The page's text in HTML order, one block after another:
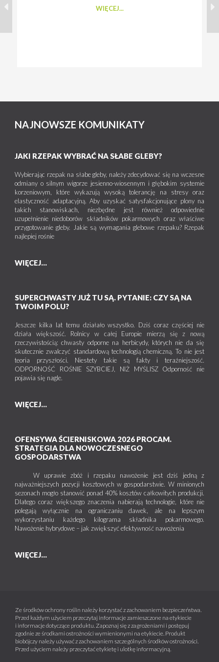
WIĘCEJ...
NAJNOWSZE KOMUNIKATY
JAKI RZEPAK WYBRAĆ NA SŁABE GLEBY?
Wybierając rzepak na słabe gleby, należy zdecydować się na wczesne
odmiany o silnym wigorze jesienno-wiosennym i głębokim systemie
korzeniowym, które wykazują wysoką tolerancję na stresy oraz
elastyczność adaptacyjną. Aby uzyskać satysfakcjonujące plony na
takich stanowiskach, niezbędne jest również odpowiednie
uzupełnienie niedoborów składników pokarmowych oraz właściwe
przygotowanie gleby. Jakie są wymagania glebowe rzepaku? Rzepak
najlepiej rośnie
WIĘCEJ...
SUPERCHWASTY JUŻ TU SĄ. PYTANIE: CZY SĄ NA
TWOIM POLU?
Jeszcze kilka lat temu działało wszystko. Dziś coraz częściej nie
działa większość. Rolnicy w całej Europie mierzą się z nową
rzeczywistością: chwasty odporne na herbicydy, których nie da się
skutecznie zwalczyć standardową technologią chemiczną. To nie jest
teoria przyszłości. Niestety takie są fakty i teraźniejszość.
ODPORNOŚĆ ROŚNIE SZYBCIEJ, NIŻ MYŚLISZ Odporność nie
pojawia się nagle.
WIĘCEJ...
OFENSYWA ŚCIERNISKOWA 2026 PROCAM.
STRATEGIA DLA NOWOCZESNEGO
GOSPODARSTWA
W uprawie zbóż i rzepaku nawożenie jest dziś jedną z
najważniejszych pozycji kosztowych w gospodarstwie. W minionych
sezonach mogło stanowić ponad 40% kosztów całkowitych produkcji.
Dlatego coraz większego znaczenia nabierają technologie, które nie
polegają wyłącznie na ograniczaniu dawek, ale na lepszym
wykorzystaniu każdego kilograma składnika pokarmowego.
Nawożenie hybrydowe – jak zwiększyć efektywność nawożenia
WIĘCEJ...
Ze środków ochrony roślin należy korzystać z zachowaniem bezpieczeństwa.
Przed każdym użyciem przeczytaj informacje zamieszczone na etykiecie
i informacje dotyczące produktu. Zapoznaj się z zagrożeniami i postępuj
zgodnie ze środkami ostrożności wymienionymi na etykiecie. Produkt
biobójczy należy używać z zachowaniem szczególnych środków ostrożności.
Przed użyciem należy przeczytać etykietę i ulotkę informacyjną.